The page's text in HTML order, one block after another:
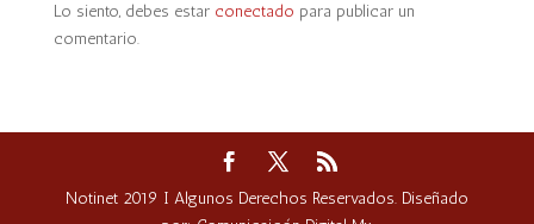
Lo siento, debes estar conectado para publicar un
comentario.
Notinet 2019 I Algunos Derechos Reservados. Diseñado